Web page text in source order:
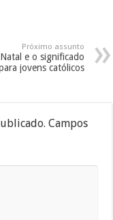
Próximo assunto
e o significado
jovens católicos
Campos